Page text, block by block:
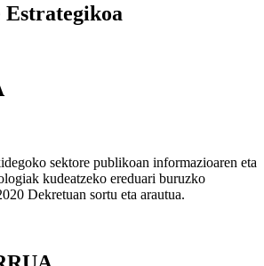
sektore publikoan informazioaren eta
kudeatzeko ereduari buruzko
Dekretuan sortu eta arautua.